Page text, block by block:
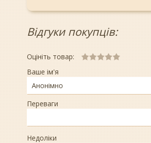
Відгуки покупців:
Оцініть товар:
Ваше ім'я
Переваги
Недоліки